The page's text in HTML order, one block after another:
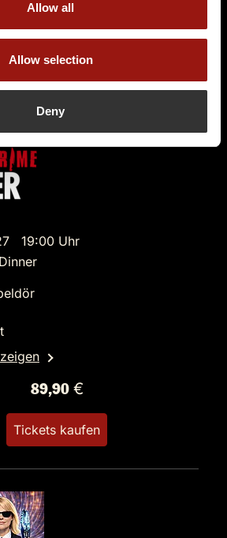
Allow all
Allow selection
Deny
89,90 €
Tickets kaufen
19:00 Uhr
89,90 €
Tickets kaufen